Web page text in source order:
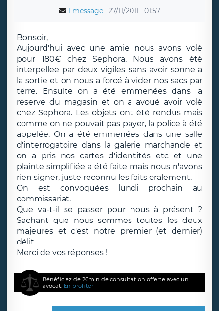
1 message 27/11/2011 01:57
Bonsoir,
Aujourd'hui avec une amie nous avons volé
pour 180€ chez Sephora. Nous avons été
interpellée par deux vigiles sans avoir sonné à
la sortie et on nous a forcé à vider nos sacs par
terre. Ensuite on a été emmenées dans la
réserve du magasin et on a avoué avoir volé
chez Sephora. Les objets ont été rendus mais
comme on ne pouvait pas payer, la police à été
appelée. On a été emmenées dans une salle
d'interrogatoire dans la galerie marchande et
on a pris nos cartes d'identités etc et une
plainte simplifiée a été faite mais nous n'avons
rien signer, juste reconnu les faits oralement.
On est convoquées lundi prochain au
commissariat.
Que va-t-il se passer pour nous à présent ?
Sachant que nous sommes toutes les deux
majeures et c'est notre premier (et dernier)
délit...
Merci de vos réponses !
Bénéficiez de 20min de consultation offerte avec un
avocat. En profiter